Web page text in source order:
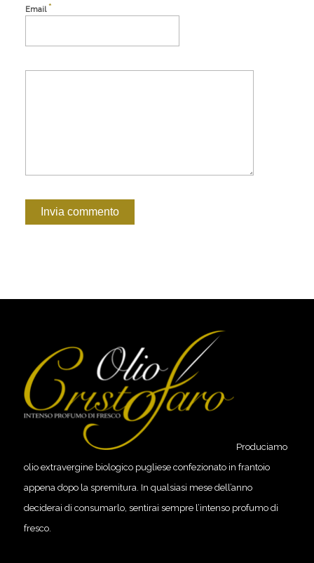
Email*
Produciamo
olio extravergine biologico pugliese confezionato in frantoio
appena dopo la spremitura. In qualsiasi mese dell’anno
deciderai di consumarlo, sentirai sempre l’intenso profumo di
fresco.